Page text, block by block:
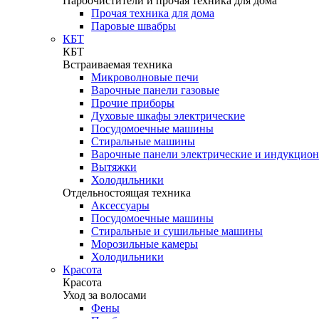
Прочая техника для дома
Паровые швабры
КБТ
КБТ
Встраиваемая техника
Микроволновые печи
Варочные панели газовые
Прочие приборы
Духовые шкафы электрические
Посудомоечные машины
Стиральные машины
Варочные панели электрические и
Вытяжки
Холодильники
Отдельностоящая техника
Аксессуары
Посудомоечные машины
Стиральные и сушильные машины
Морозильные камеры
Холодильники
Красота
Красота
Уход за волосами
Фены